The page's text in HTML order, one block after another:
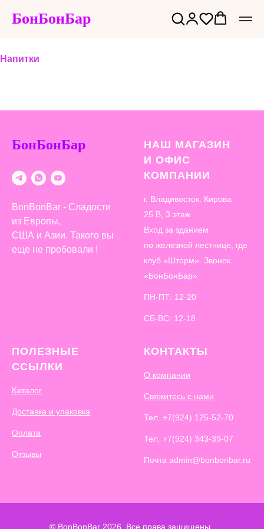
БонБонБар
Напитки
БонБонБар
BonBonBar - Сладости
из Европы,
США и Азии. Такого вы
еще не пробовали !
НАШ МАГАЗИН
И ОФИС
КОМПАНИИ
г. Владивосток. Кирова
25 В, 3 этаж
Вход за зданием
по железной лестнице, где
клуб «Шторм». Звонок
«БонБонБар»
ПН-ПТ: 12-20
СБ-ВС: 12-18
ПОЛЕЗНЫЕ
ССЫЛКИ
Каталог
Доставка и упаковка
Оплата
Отзывы
КОНТАКТЫ
О компании
Свяжитесь с нами
Тел. +7(924) 125-52-70
Тел. +7(924) 343-39-07
Почта admin@bonbonbar.ru
© BonBonBar 2026. Все права защищены